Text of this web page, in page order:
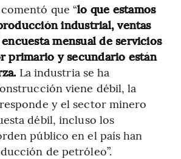
que “lo que estamos
industrial, ventas
mensual de servicios
primario y secundario están
La industria se ha
viene débil, la
y el sector minero
débil, incluso los
público en el país han
de petróleo”.